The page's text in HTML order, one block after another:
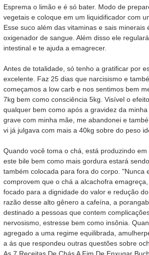
Esprema o limão e é só bater. Modo de
vegetais e coloque em um liquidificador com
Esse suco além das vitaminas e sais minerais
oxigenador de sangue. Além disso ele
intestinal e te ajuda a emagrecer.
Antes de totalidade, só tenho a gratificar por
excelente. Faz 25 dias que narcisismo e
começamos a low carb e nos sentimos bem
7kg bem como consciência 5kg. Visível o
qualquer bem como após a gravidez da
grave com minha mãe, me abandonei e
vi já julgava com mais a 40kg sobre do peso
Quando você toma o chá, está produzindo
este bile bem como mais gordura estará
também colocada para fora do corpo. "Nunca
comprovem que o chá a alcachofra
focado para a dignidade do valor e redução
razão desse alto gênero a cafeína, a
destinado a pessoas que contem
nervosismo, estresse bem como insônia.
agregado a uma regime equilibrada,
a ás que respondeu outras questões sobre